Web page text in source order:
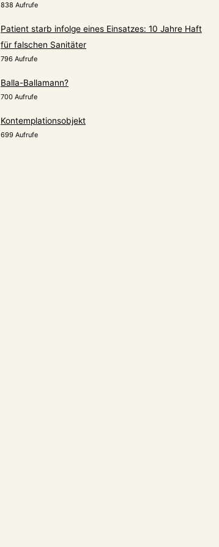
838 Aufrufe
Patient starb infolge eines Einsatzes: 10 Jahre Haft
für falschen Sanitäter
796 Aufrufe
Balla-Ballamann?
700 Aufrufe
Kontemplationsobjekt
699 Aufrufe